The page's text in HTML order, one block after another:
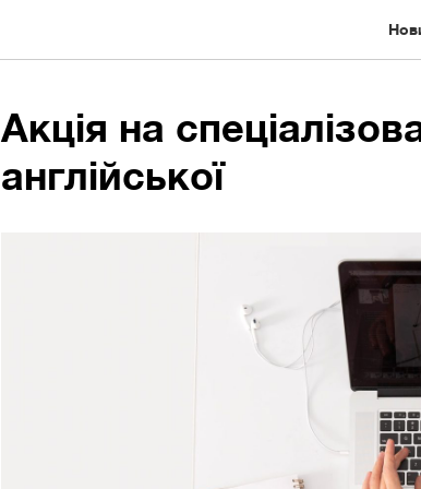
Акція на
англійської